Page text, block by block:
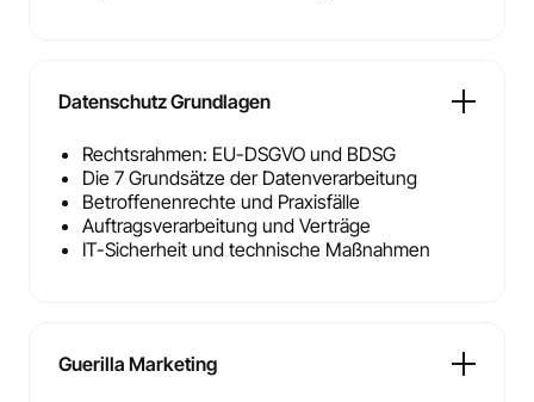
Datenschutz Grundlagen
Rechtsrahmen: EU-DSGVO und BDSG
Die 7 Grundsätze der Datenverarbeitung
Betroffenenrechte und Praxisfälle
Auftragsverarbeitung und Verträge
IT-Sicherheit und technische Maßnahmen
Guerilla Marketing